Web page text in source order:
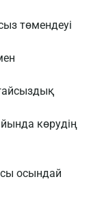
төмендеуі
көрудің
осындай